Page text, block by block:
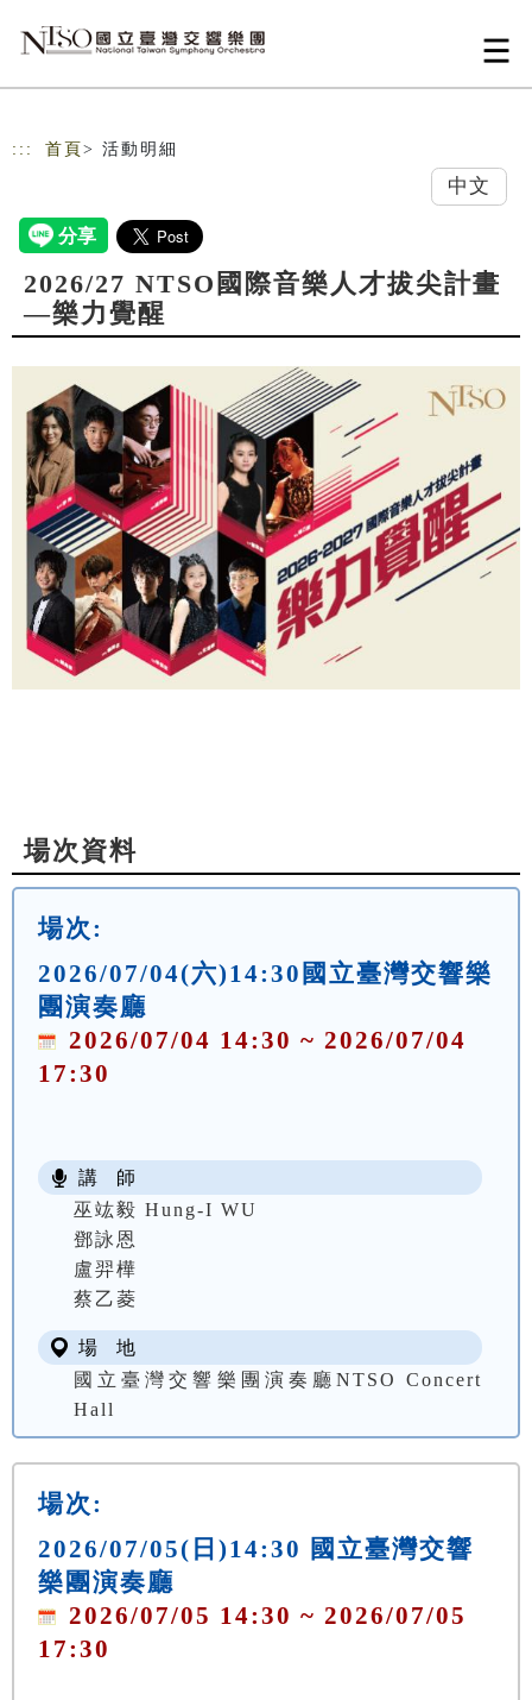
::: 首頁 > 活動明細
中文
2026/27 NTSO國際音樂人才拔尖計畫
—樂力覺醒
場次資料
場次:
2026/07/04(六)14:30國立臺灣交響樂
團演奏廳
2026/07/04 14:30 ~ 2026/07/04
17:30
講 師
巫竑毅 Hung-I WU
鄧詠恩
盧羿樺
蔡乙菱
場 地
國立臺灣交響樂團演奏廳NTSO Concert
Hall
場次:
2026/07/05(日)14:30 國立臺灣交響
樂團演奏廳
2026/07/05 14:30 ~ 2026/07/05
17:30